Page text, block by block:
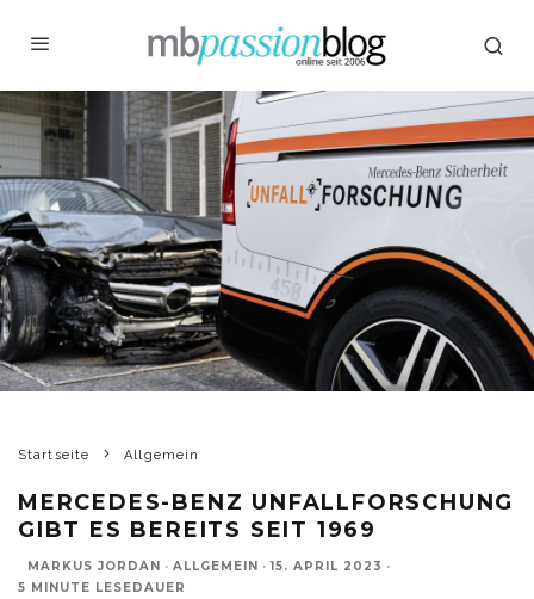
Startseite Allgemein
MERCEDES-BENZ UNFALLFORSCHUNG
GIBT ES BEREITS SEIT 1969
MARKUS JORDAN · ALLGEMEIN · 15. APRIL 2023 ·
5 MINUTE LESEDAUER